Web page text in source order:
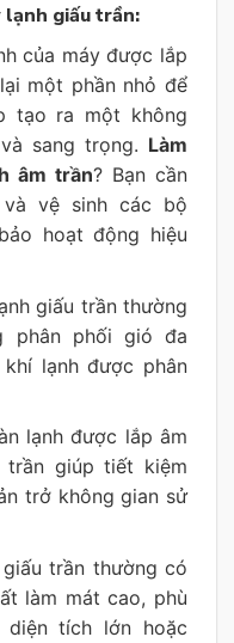
lạnh giấu trần:
của máy được lắp
một phần nhỏ để
tạo ra một không
sang trọng. Làm
âm trần? Bạn cần
vệ sinh các bộ
hoạt động hiệu
giấu trần thường
phân phối gió đa
lạnh được phân
lạnh được lắp âm
trần giúp tiết kiệm
trở không gian sử
trần thường có
làm mát cao, phù
tích lớn hoặc